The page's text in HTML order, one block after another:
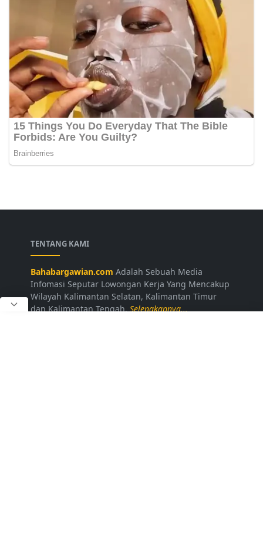
TENTANG KAMI
Bahabargawian.com Adalah Sebuah Media
Infomasi Seputar Lowongan Kerja Yang Mencakup
Wilayah Kalimantan Selatan, Kalimantan Timur
dan Kalimantan Tengah.Selengkapnya...